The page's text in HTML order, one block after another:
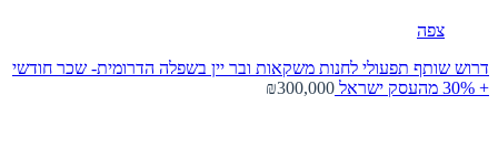
צפה
דרוש שותף תפעולי לחנות משקאות ובר יין בשפלה הדרומית- שכר חודשי
+ 30% מהעסק
ישראל ₪300,000